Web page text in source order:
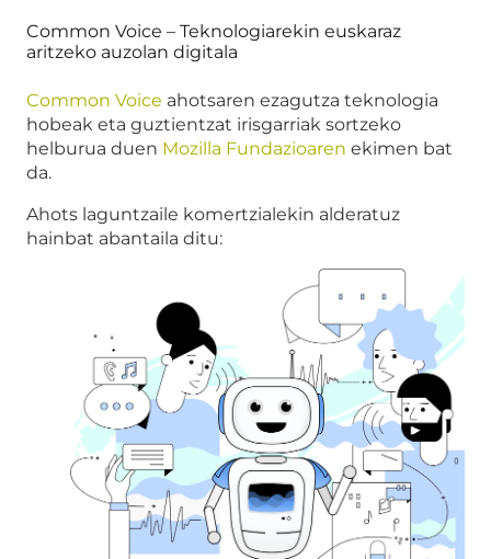
Common Voice – Teknologiarekin euskaraz
aritzeko auzolan digitala
Common Voice ahotsaren ezagutza teknologia
hobeak eta guztientzat irisgarriak sortzeko
helburua duen Mozilla Fundazioaren ekimen bat
da.
Ahots laguntzaile komertzialekin alderatuz
hainbat abantaila ditu: